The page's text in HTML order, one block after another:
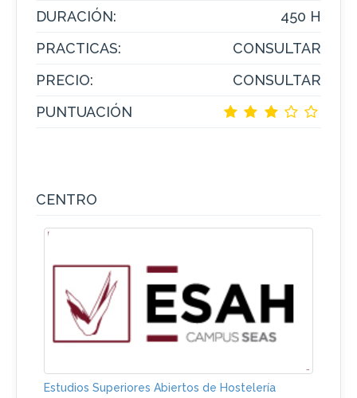
DURACIÓN:
450 H
PRACTICAS:
CONSULTAR
PRECIO:
CONSULTAR
PUNTUACIÓN
CENTRO
Estudios Superiores Abiertos de Hostelería